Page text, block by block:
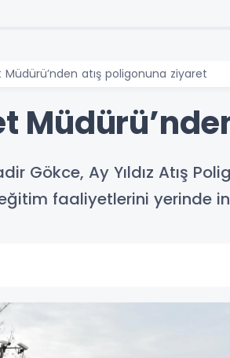
Müdürü’nden atış poligonuna ziyaret
Gökce, Ay Yıldız Atış
faaliyetlerini yerinde